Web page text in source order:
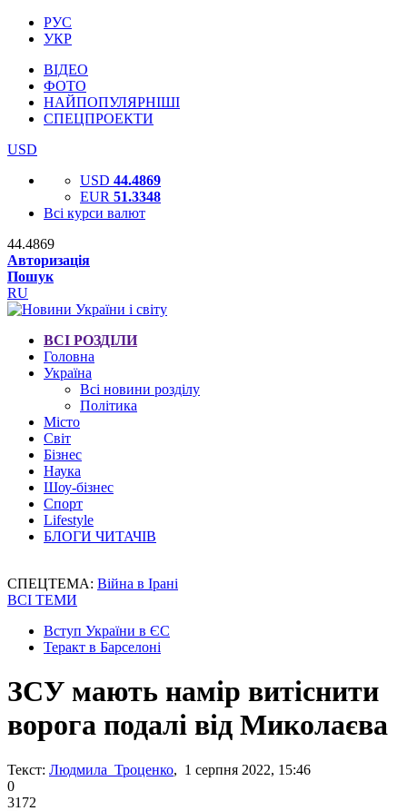
РУС
УКР
ВІДЕО
ФОТО
НАЙПОПУЛЯРНІШІ
СПЕЦПРОЕКТИ
USD
USD 44.4869
EUR 51.3348
Всі курси валют
44.4869
Авторизація
Пошук
RU
ВСІ РОЗДІЛИ
Головна
Україна
Всі новини розділу
Політика
Місто
Світ
Бізнес
Наука
Шоу-бізнес
Спорт
Lifestyle
БЛОГИ ЧИТАЧІВ
СПЕЦТЕМА: Війна в Ірані
ВСІ ТЕМИ
Вступ України в ЄС
Теракт в Барселоні
ЗСУ мають намір витіснити
ворога подалі від Миколаєва
Текст: Людмила Троценко, 1 серпня 2022, 15:46
0
3172